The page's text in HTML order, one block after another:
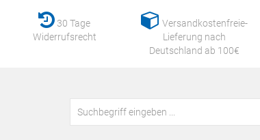
30 Tage
Widerrufsrecht
Versandkostenfreie-
Lieferung nach
Deutschland ab 100€